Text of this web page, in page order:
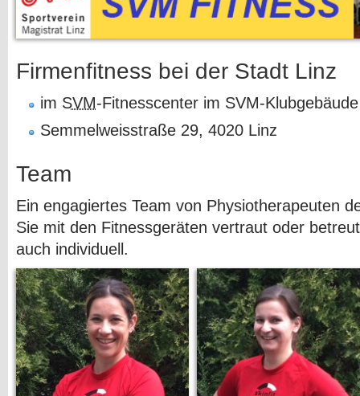
Firmenfitness bei der Stadt Linz
im SVM-Fitnesscenter im SVM-Klubgebäude
Semmelweisstraße 29, 4020 Linz
Team
Ein engagiertes Team von Physiotherapeuten
Sie mit den Fitnessgeräten vertraut oder
auch individuell.